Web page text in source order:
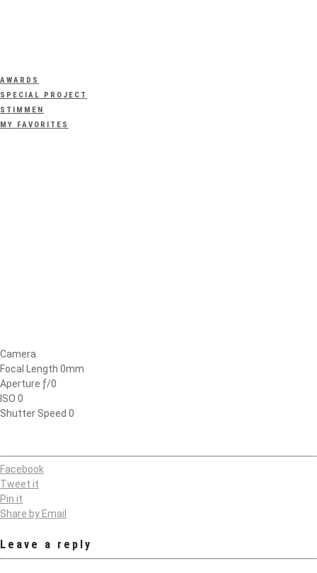
AWARDS
SPECIAL PROJECT
STIMMEN
MY FAVORITES
Camera
Focal Length 0mm
Aperture ƒ/0
ISO 0
Shutter Speed 0
Facebook
Tweet it
Pin it
Share by Email
Leave a reply